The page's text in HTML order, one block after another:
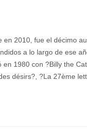
2010, fue el décimo
a lo largo de ese
1980 con ?Billy the
désirs?, ?La 27ème